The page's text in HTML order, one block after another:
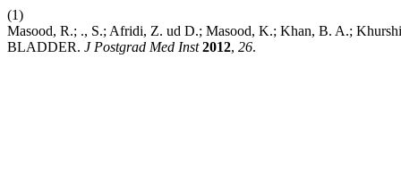
(1)
Masood, R.; ., S.; Afridi, Z. ud D.; Masood, K.; Khan, B. A.;
BLADDER. J Postgrad Med Inst 2012, 26.